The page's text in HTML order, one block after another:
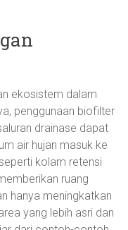
ekosistem dalam
penggunaan biofilter
drainase dapat
air hujan masuk ke
kolam retensi
ruang
hanya meningkatkan
yang lebih asri dan